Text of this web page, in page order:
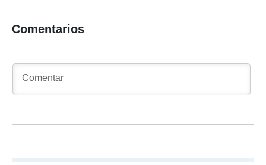
Comentarios